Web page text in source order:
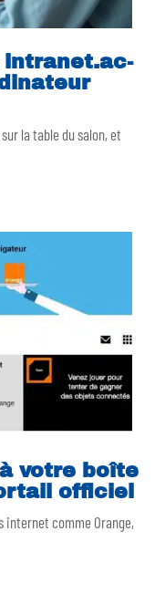
intranet.ac-
la table du salon, et
votre boîte
officiel
internet comme Orange,